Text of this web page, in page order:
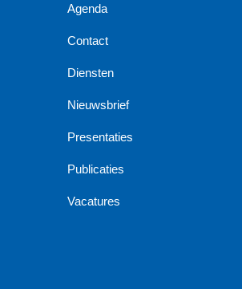
Agenda
Contact
Diensten
Nieuwsbrief
Presentaties
Publicaties
Vacatures